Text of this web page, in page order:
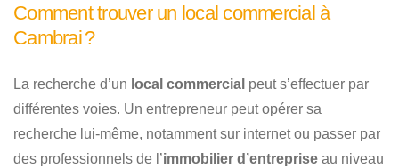
Comment trouver un local commercial à
Cambrai ?
La recherche d’un local commercial peut s’effectuer par
différentes voies. Un entrepreneur peut opérer sa
recherche lui-même, notamment sur internet ou passer par
des professionnels de l’immobilier d’entreprise au niveau